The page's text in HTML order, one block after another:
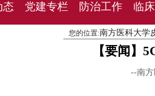
态 党建专栏 防治工作 临
您的位置:南方医科大学
【要闻】
--南方